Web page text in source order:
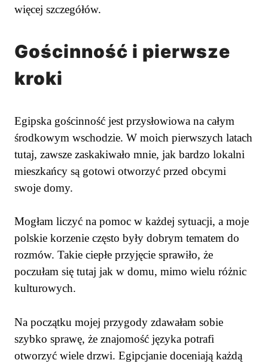
więcej szczegółów.
Gościnność i pierwsze
kroki
Egipska gościnność jest przysłowiowa na całym
środkowym wschodzie. W moich pierwszych latach
tutaj, zawsze zaskakiwało mnie, jak bardzo lokalni
mieszkańcy są gotowi otworzyć przed obcymi
swoje domy.
Mogłam liczyć na pomoc w każdej sytuacji, a moje
polskie korzenie często były dobrym tematem do
rozmów. Takie ciepłe przyjęcie sprawiło, że
poczułam się tutaj jak w domu, mimo wielu różnic
kulturowych.
Na początku mojej przygody zdawałam sobie
szybko sprawę, że znajomość języka potrafi
otworzyć wiele drzwi. Egipcjanie doceniają każdą